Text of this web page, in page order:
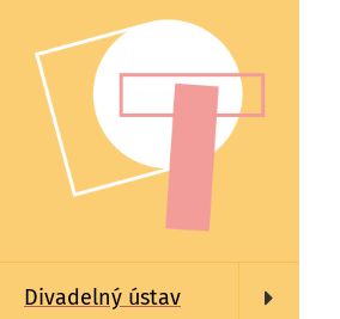
hlavný
obsah
Main
navigation
Divadelný ústav